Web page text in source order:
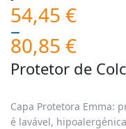
54,45 €
–
80,85 €
Price
range:
54,45 €
through
80,85 €
Protetor de
Capa Protetora Emma:
é lavável,